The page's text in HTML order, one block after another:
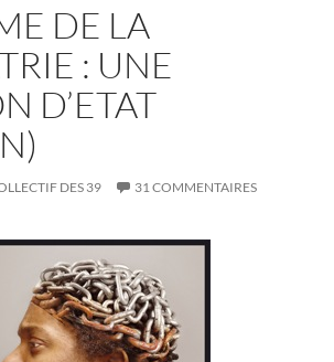
DE LA
: UNE
D’ETAT
DES 39 31 COMMENTAIRES